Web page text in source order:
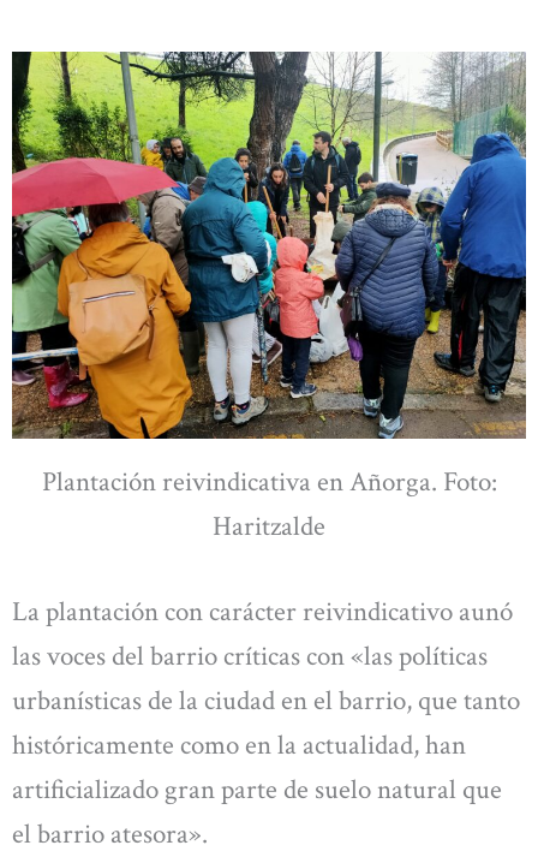
Plantación reivindicativa en Añorga. Foto:
Haritzalde
La plantación con carácter reivindicativo aunó
las voces del barrio críticas con «las políticas
urbanísticas de la ciudad en el barrio, que tanto
históricamente como en la actualidad, han
artificializado gran parte de suelo natural que
el barrio atesora».